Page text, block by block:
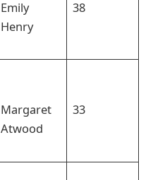
Emily
Henry
38
Margaret
Atwood
33